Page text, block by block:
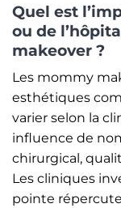
Quel est
ou de
makeover ?
Les mommy
esthétiques
varier selon la
influence de
chirurgical,
Les cliniques
pointe